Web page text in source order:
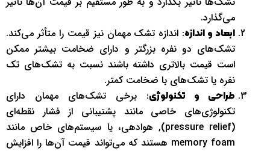
می‌گذارد.
ابعاد و اندازه: اندازه تشک مهمان نیز قیمت را متأثر می‌کند.
تشک‌های دو نفره بزرگتر و دارای ضخامت بیشتر ممکن
است قیمت بالاتری داشته باشند نسبت به تشک‌های تک
نفره یا تشک‌های با ضخامت کمتر.
طراحی و تکنولوژی: برخی تشک‌های مهمان دارای
تکنولوژی‌های خاصی مانند پشتیبانی از فشار نقطه‌ای
(pressure relief), هوادهی، یا سیستم‌های خاص مانند
memory foam هستند که می‌تواند قیمت آن‌ها را افزایش